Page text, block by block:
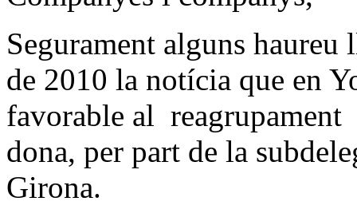
Segurament alguns
de 2010 la notícia que en
favorable al
dona, per part de la
Girona.